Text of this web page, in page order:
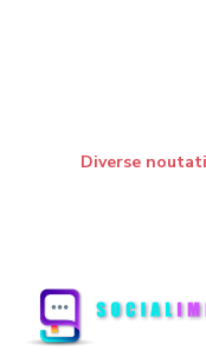
Diverse noutati